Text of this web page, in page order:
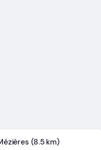
(8.5 km)